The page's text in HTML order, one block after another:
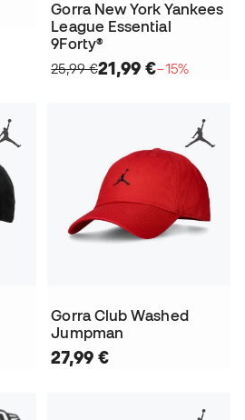
Gorra New York Yankees
League Essential
9Forty®
25,99 €21,99 €−15%
Gorra Club Washed
Jumpman
27,99 €